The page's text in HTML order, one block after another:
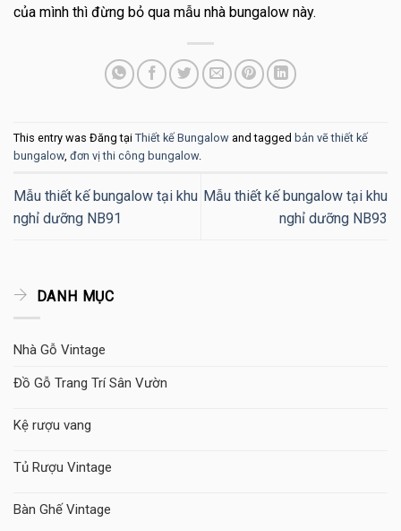
của mình thì đừng bỏ qua mẫu nhà bungalow này.
This entry was Đăng tại Thiết kế Bungalow and tagged bản vẽ thiết kế
bungalow, đơn vị thi công bungalow.
Mẫu thiết kế bungalow tại khu
nghỉ dưỡng NB91
Mẫu thiết kế bungalow tại khu
nghỉ dưỡng NB93
DANH MỤC
Nhà Gỗ Vintage
Đồ Gỗ Trang Trí Sân Vườn
Kệ rượu vang
Tủ Rượu Vintage
Bàn Ghế Vintage